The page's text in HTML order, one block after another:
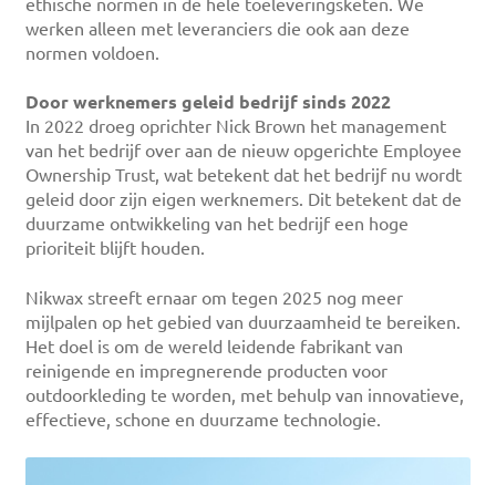
ethische normen in de hele toeleveringsketen. We
werken alleen met leveranciers die ook aan deze
normen voldoen.
Door werknemers geleid bedrijf sinds 2022
In 2022 droeg oprichter Nick Brown het management
van het bedrijf over aan de nieuw opgerichte Employee
Ownership Trust, wat betekent dat het bedrijf nu wordt
geleid door zijn eigen werknemers. Dit betekent dat de
duurzame ontwikkeling van het bedrijf een hoge
prioriteit blijft houden.
Nikwax streeft ernaar om tegen 2025 nog meer
mijlpalen op het gebied van duurzaamheid te bereiken.
Het doel is om de wereld leidende fabrikant van
reinigende en impregnerende producten voor
outdoorkleding te worden, met behulp van innovatieve,
effectieve, schone en duurzame technologie.